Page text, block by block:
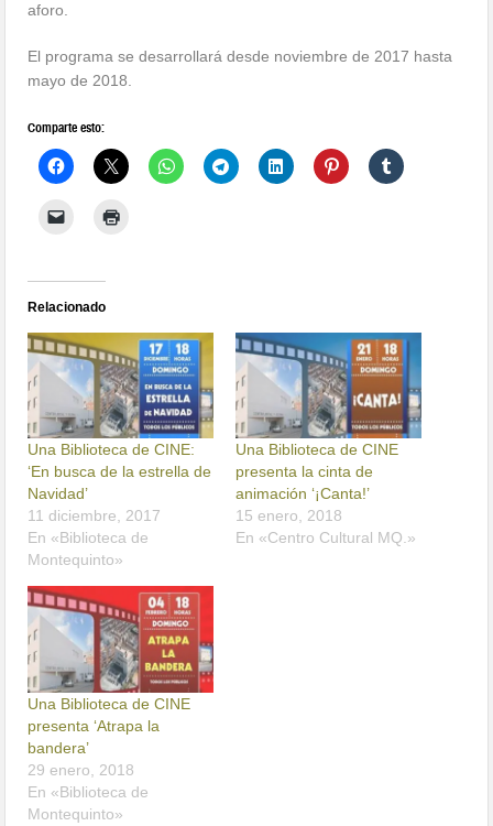
aforo.
El programa se desarrollará desde noviembre de 2017 hasta
mayo de 2018.
Comparte esto:
Relacionado
Una Biblioteca de CINE:
‘En busca de la estrella de
Navidad’
11 diciembre, 2017
En «Biblioteca de
Montequinto»
Una Biblioteca de CINE
presenta la cinta de
animación ‘¡Canta!’
15 enero, 2018
En «Centro Cultural MQ.»
Una Biblioteca de CINE
presenta ‘Atrapa la
bandera’
29 enero, 2018
En «Biblioteca de
Montequinto»